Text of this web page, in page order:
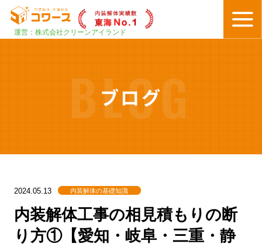
運営：株式会社クリーンアイランド
BLOG
ブログ
2024.05.13 内装解体の基礎知識
内装解体工事の相見積もりの断
り方①【愛知・岐阜・三重・静